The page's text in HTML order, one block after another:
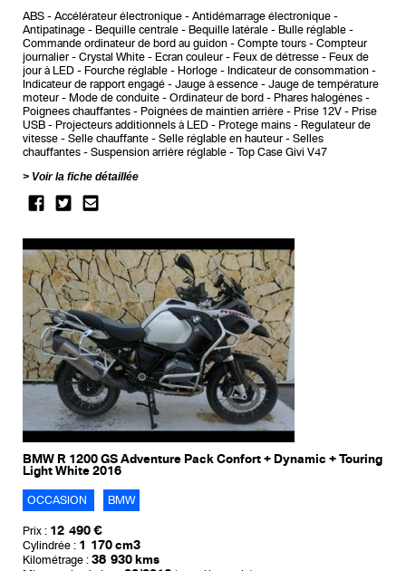
ABS Accélérateur électronique
Antidémarrage électronique
Antipatinage
Bequille centrale Bequille latérale
Bulle réglable
Commande ordinateur de bord au guidon
Compte tours
Compteur
journalier
Crystal White Ecran couleur Feux de détresse
Feux de
jour à LED
Fourche réglable Horloge
Indicateur de consommation
Indicateur de rapport engagé
Jauge à essence
Jauge de température
moteur
Mode de conduite Ordinateur de bord
Phares halogènes
Poignees chauffantes
Poignées de maintien arrière Prise 12V
Prise
USB
Projecteurs additionnels à LED Protege mains
Regulateur de
vitesse
Selle chauffante Selle réglable en hauteur
Selles
chauffantes
Suspension arrière réglable
Top Case Givi V47
Voir la fiche détaillée
BMW R 1200 GS Adventure Pack Confort + Dynamic + Touring
Light White 2016
OCCASION BMW
Prix : 12 490 €
Cylindrée : 1 170 cm3
Kilométrage : 38 930 kms